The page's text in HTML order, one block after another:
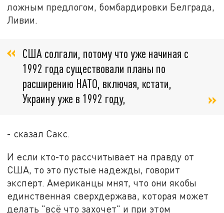
ложным предлогом, бомбардировки Белграда,
Ливии.
США солгали, потому что уже начиная с
1992 года существовали планы по
расширению НАТО, включая, кстати,
Украину уже в 1992 году,
- сказал Сакс.
И если кто-то рассчитывает на правду от
США, то это пустые надежды, говорит
эксперт. Американцы мнят, что они якобы
единственная сверхдержава, которая может
делать "всё что захочет" и при этом